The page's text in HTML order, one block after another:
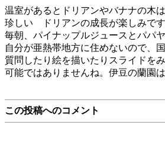
温室があるとドリアンやバナナの木
珍しい ドリアンの成長が楽しみです
毎朝、パイナップルジュースとパパ
自分が亜熱帯地方に住めないので、
質問したり絵を描いたりスライドを
可能ではありませんね。伊豆の蘭園
この投稿へのコメント